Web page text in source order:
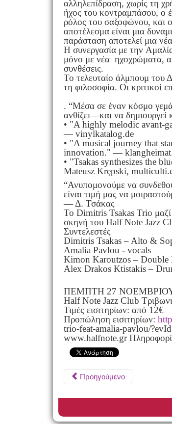
αλληλεπίδραση, χωρίς τη
ήχος του κοντραμπάσου, ο
ρόλος του σαξοφώνου, και
αποτέλεσμα είναι μια
παράσταση αποτελεί μια
Η συνεργασία με την
μόνο με νέα ηχοχρώματα,
συνθέσεις.
Το τελευταίο άλμπουμ
τη φιλοσοφία. Οι κριτικοί
. “Μέσα σε έναν κόσμο
ανθίζει—και να
• "A highly melodic avant-
— vinylkatalog.de
• "A musical journey that
innovation." —
• "Tsakas synthesizes the
Mateusz Krępski,
“Ανυπομονούμε να
είναι τιμή μας να
— Δ. Τσάκας
Το Dimitris Tsakas Trio
σκηνή του Half Note Jazz
Συντελεστές
Dimitris Tsakas – Alto &
Amalia Pavlou - vocals
Kimon Karoutzos – Double
Alex Drakos Ktistakis –
ΠΕΜΠΤΗ 27 ΝΟΕΜΒΡΙΟΥ
Half Note Jazz Club
Τιμές εισιτηρίων: από 12€
Προπώληση εισιτηρίων:
trio-feat-amalia-pavlou/
www.halfnote.gr
Προηγούμενο